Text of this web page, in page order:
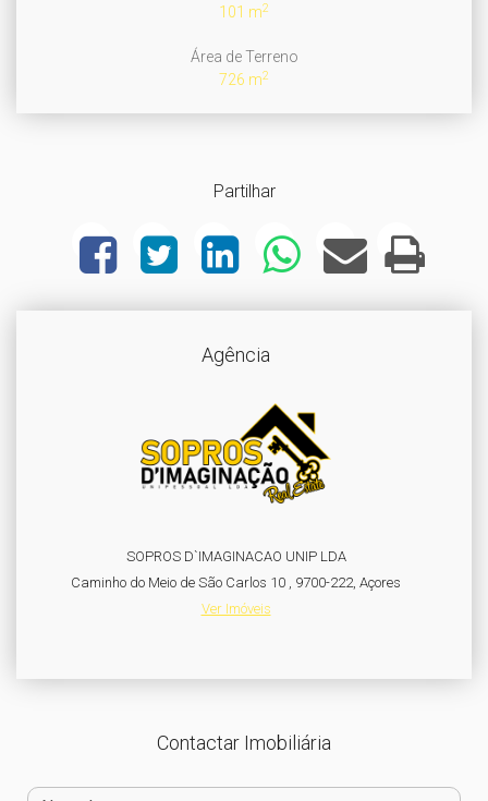
101 m2
Área de Terreno
726 m2
Partilhar
Agência
SOPROS D`IMAGINACAO UNIP LDA
Caminho do Meio de São Carlos 10 , 9700-222, Açores
Ver Imóveis
Contactar Imobiliária